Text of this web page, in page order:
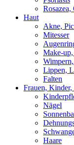
Rosazea,
Haut
Akne,
Mitesser
Make-
Lippen,
Falten
Frauen, Kinder,
Nägel
Haare